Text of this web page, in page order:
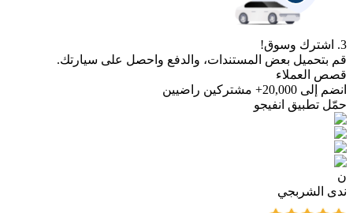
3. اشترك وسوق!
قم بتحميل بعض المستندات، والدفع واحصل على سيارتك.
قصص العملاء
انضم إلى 20,000+ مشتركين راضيين
حمّل تطبيق انفيجو
ن
ندى الشربجي